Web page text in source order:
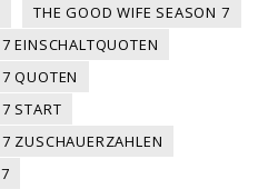
THE GOOD WIFE SEASON 7
EINSCHALTQUOTEN
QUOTEN
START
ZUSCHAUERZAHLEN